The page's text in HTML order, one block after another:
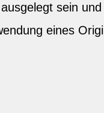
sein
eines